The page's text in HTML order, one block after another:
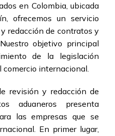
en Colombia, ubicada
ofrecemos un servicio
redacción de contratos y
objetivo principal
de la legislación
comercio internacional.
revisión y redacción de
aduaneros presenta
las empresas que se
En primer lugar,